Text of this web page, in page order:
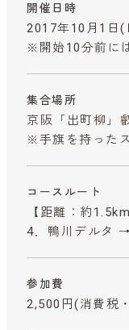
開催日時
2017年10月1日(
※開始10分前に
集合場所
京阪「出町柳」
※手旗を持った
コースルート
【距離：約
4．鴨川デルタ
参加費
2,500円 (消費税